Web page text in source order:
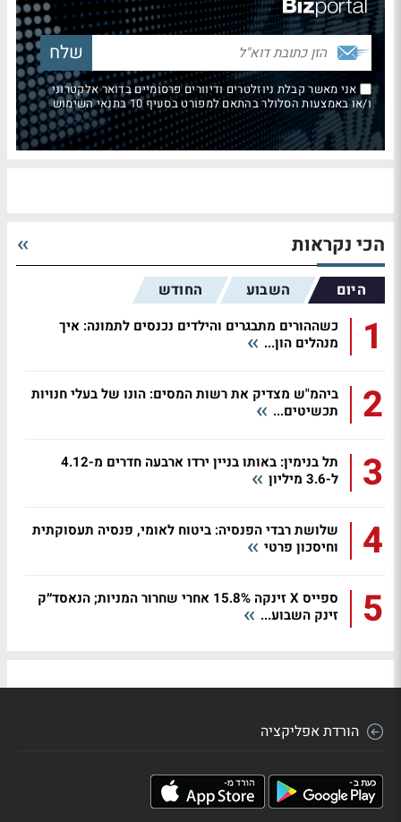
אני מאשר קבלת ניוזלטרים ודיוורים פרסומיים בדואר אלקטרוני
ו/או באמצעות הסלולר בהתאם למפורט בסעיף 10 בתנאי השימוש
הכי נקראות
היום השבוע החודש
1
כשההורים מתבגרים והילדים נכנסים לתמונה: איך
מנהלים הון...
2
ביהמ"ש מצדיק את רשות המסים: הונו של בעלי חנויות
תכשיטים...
3
תל בנימין: באותו בניין ירדו ארבעה חדרים מ-4.12
ל-3.6 מיליון
4
שלושת רבדי הפנסיה: ביטוח לאומי, פנסיה תעסוקתית
וחיסכון פרטי
5
ספייס X זינקה 15.8% אחרי שחרור המניות; הנאסד״ק
זינק השבוע...
הורדת אפליקציה